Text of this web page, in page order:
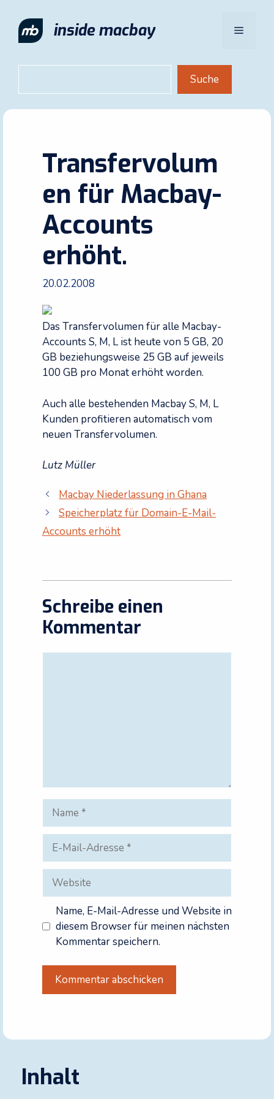
Inhalt
springen
inside macbay Menü
Suche
Transfervolum
en für Macbay-
Accounts
erhöht.
20.02.2008
Das Transfervolumen für alle Macbay-
Accounts S, M, L ist heute von 5 GB, 20
GB beziehungsweise 25 GB auf jeweils
100 GB pro Monat erhöht worden.
Auch alle bestehenden Macbay S, M, L
Kunden profitieren automatisch vom
neuen Transfervolumen.
Lutz Müller
Macbay Niederlassung in Ghana
Speicherplatz für Domain-E-Mail-
Accounts erhöht
Schreibe einen
Kommentar
Name
Mail-
Adresse
Website
Name, E-Mail-Adresse und Website in
diesem Browser für meinen nächsten
Kommentar speichern.
t
r
n
Inhalt